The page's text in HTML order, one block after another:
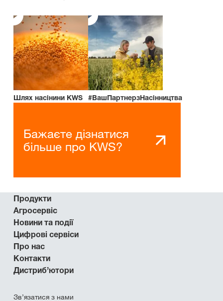
Шлях насінини KWS #ВашПартнерзНасінництва
Бажаєте дізнатися
більше про KWS?
Продукти
Агросервіс
Новини та події
Цифрові сервіси
Про нас
Контакти
Дистриб’ютори
Зв’язатися з нами